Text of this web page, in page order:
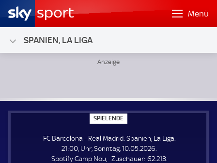
Menü
SPANIEN, LA LIGA
SPIELENDE
P
E
L
E
N
FC Barcelona - Real Madrid. Spanien, La Liga.
21:00, Uhr, Sonntag, 10.05.2026.
Spotify Camp Nou
Zuschauer: Z
62.213.